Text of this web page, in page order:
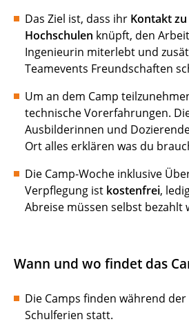
Das Ziel ist, dass ihr Kontakt
Hochschulen knüpft, den
Ingenieurin miterlebt und
Teamevents Freundschaften
Um an dem Camp
technische Vorerfahrungen.
Ausbilderinnen und
Ort alles erklären was du
Die Camp-Woche inklusive
Verpflegung ist kostenfrei,
Abreise müssen selbst bezahlt
Wann und wo findet das
Die Camps finden während
Schulferien statt.